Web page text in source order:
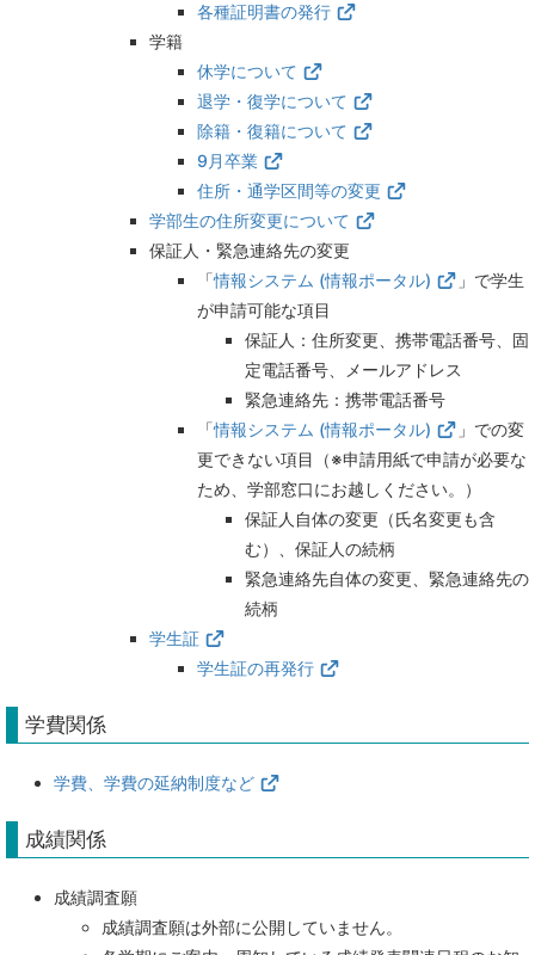
各種証明書の発行
学籍
休学について
退学・復学について
除籍・復籍について
9月卒業
住所・通学区間等の変更
学部生の住所変更について
保証人・緊急連絡先の変更
「情報システム (情報ポータル)
」で学生
が申請可能な項目
保証人：住所変更、携帯電話番号、固
定電話番号、メールアドレス
緊急連絡先：携帯電話番号
「情報システム (情報ポータル)
」での変
更できない項目（※申請用紙で申請が必要な
ため、学部窓口にお越しください。）
保証人自体の変更（氏名変更も含
む）、保証人の続柄
緊急連絡先自体の変更、緊急連絡先の
続柄
学生証
学生証の再発行
学費関係
学費、学費の延納制度など
成績関係
成績調査願
成績調査願は外部に公開していません。